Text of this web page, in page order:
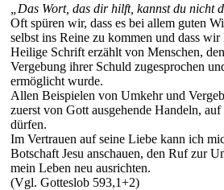
„Das Wort, das dir hilft, kannst du nicht
Oft spüren wir, dass es bei allem guten
selbst ins Reine zu kommen und dass
Heilige Schrift erzählt von Menschen,
Vergebung ihrer Schuld zugesprochen
ermöglicht wurde.
Allen Beispielen von Umkehr und
zuerst von Gott ausgehende Handeln,
dürfen.
Im Vertrauen auf seine Liebe kann ich
Botschaft Jesu anschauen, den Ruf zur
mein Leben neu ausrichten.
(Vgl. Gotteslob 593,1+2)